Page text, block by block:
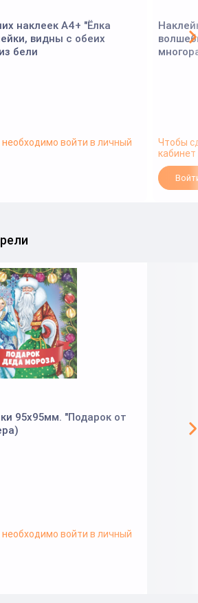
наклеек А4+ "Ёлка
видны с обеих
бели
войти в личный
Чтобы
кабинет
95х95мм. "Подарок от
войти в личный